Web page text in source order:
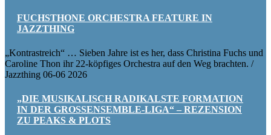
FUCHSTHONE ORCHESTRA FEATURE IN
JAZZTHING
„Kontrastreich“ … Sieben Jahre ist es her, dass Christina Fuchs und
Caroline Thon ihr 22-köpfiges Orchestra auf den Weg brachten. /
Jazzthing 06-06 2026
„DIE MUSIKALISCH RADIKALSTE FORMATION
IN DER GROSSENSEMBLE-LIGA“ – REZENSION Z
U PEAKS & PLOTS